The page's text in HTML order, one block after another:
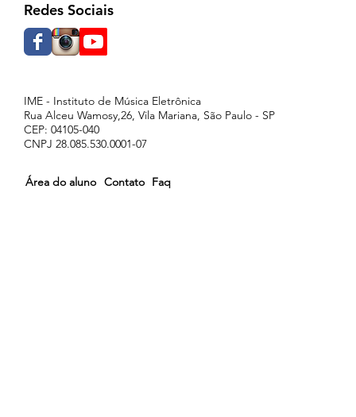
Redes Sociais
IME - Instituto de Música Eletrônica
Rua Alceu Wamosy,26, Vila Mariana, São Paulo - SP
CEP: 04105-040
CNPJ 28.085.530.0001-07
Área do aluno Contato Faq